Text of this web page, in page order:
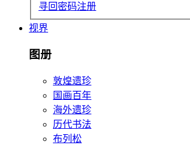
寻回密码注册
视界
图册
敦煌遗珍
国画百年
海外遗珍
历代书法
布列松